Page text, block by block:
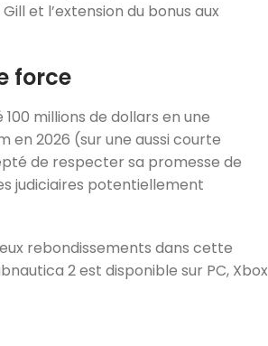
et l’extension du bonus aux
force
millions de dollars en une
en 2026 (sur une aussi courte
de respecter sa promesse de
judiciaires potentiellement
rebondissements dans cette
2 est disponible sur PC, Xbox